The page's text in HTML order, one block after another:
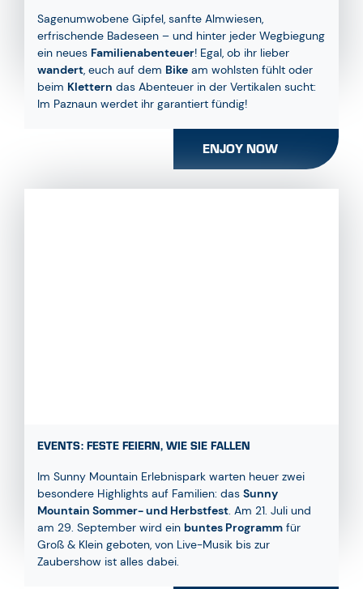
Sagenumwobene Gipfel, sanfte Almwiesen,
erfrischende Badeseen – und hinter jeder Wegbiegung
ein neues Familienabenteuer! Egal, ob ihr lieber
wandert, euch auf dem Bike am wohlsten fühlt oder
beim Klettern das Abenteuer in der Vertikalen sucht:
Im Paznaun werdet ihr garantiert fündig!
ENJOY NOW
EVENTS: FESTE FEIERN, WIE SIE FALLEN
Im Sunny Mountain Erlebnispark warten heuer zwei
besondere Highlights auf Familien: das Sunny
Mountain Sommer- und Herbstfest. Am 21. Juli und
am 29. September wird ein buntes Programm für
Groß & Klein geboten, von Live-Musik bis zur
Zaubershow ist alles dabei.